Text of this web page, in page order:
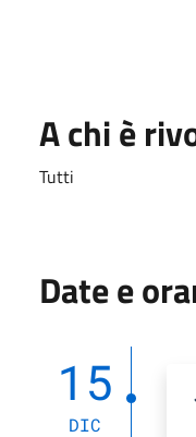
A chi è
Tutti
Date e
15
DIC